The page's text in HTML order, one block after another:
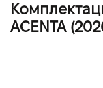
ACENTA